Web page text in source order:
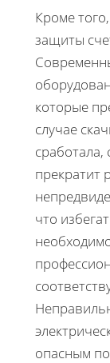
Кроме
защиты
которые
случае
сработала,
прекратит
что
опасным